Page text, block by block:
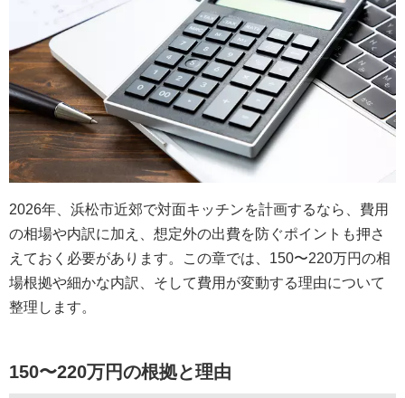
2026年、浜松市近郊で対面キッチンを計画するなら、費用
の相場や内訳に加え、想定外の出費を防ぐポイントも押さ
えておく必要があります。この章では、150〜220万円の相
場根拠や細かな内訳、そして費用が変動する理由について
整理します。
150〜220万円の根拠と理由